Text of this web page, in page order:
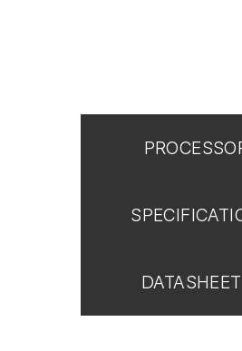
DATASHEET